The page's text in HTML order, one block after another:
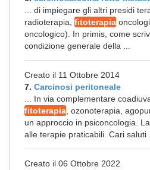
... di impiegare gli altri presidi
radioterapia, fitoterapia
oncologico). In primis, come
condizione generale della ...
Creato il 11 Ottobre 2014
7. Carcinosi peritoneale
... In via complementare
fitoterapia , ozonoterapia,
un approccio in psiconcologia.
alle terapie praticabili. Cari saluti
Creato il 06 Ottobre 2022